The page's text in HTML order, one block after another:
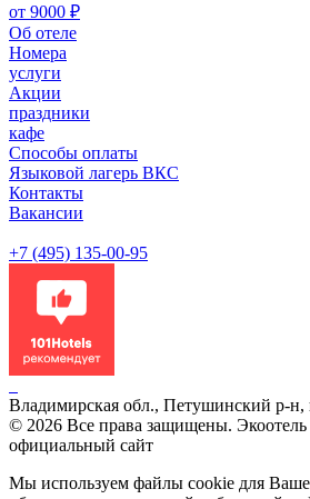
от 9000 ₽
Об отеле
Номера
услуги
Акции
праздники
кафе
Способы оплаты
Языковой лагерь ВКС
Контакты
Вакансии
+7 (495) 135-00-95
Владимирская обл., Петушинский р-
© 2026 Все права защищены.
официальный сайт
Мы используем файлы cookie для